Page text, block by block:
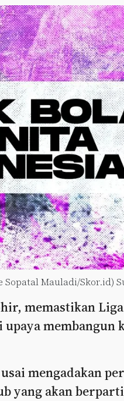
Mauladi/Skor.id)
memastikan
membangun
mengadakan
yang akan